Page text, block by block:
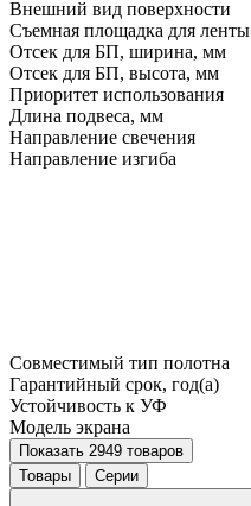
Внешний вид поверхности
Съемная площадка для ленты
Отсек для БП, ширина, мм
Отсек для БП, высота, мм
Приоритет использования
Длина подвеса, мм
Направление свечения
Направление изгиба
Совместимый тип полотна
Гарантийный срок, год(а)
Устойчивость к УФ
Модель экрана
Показать 2949 товаров
Товары
Серии